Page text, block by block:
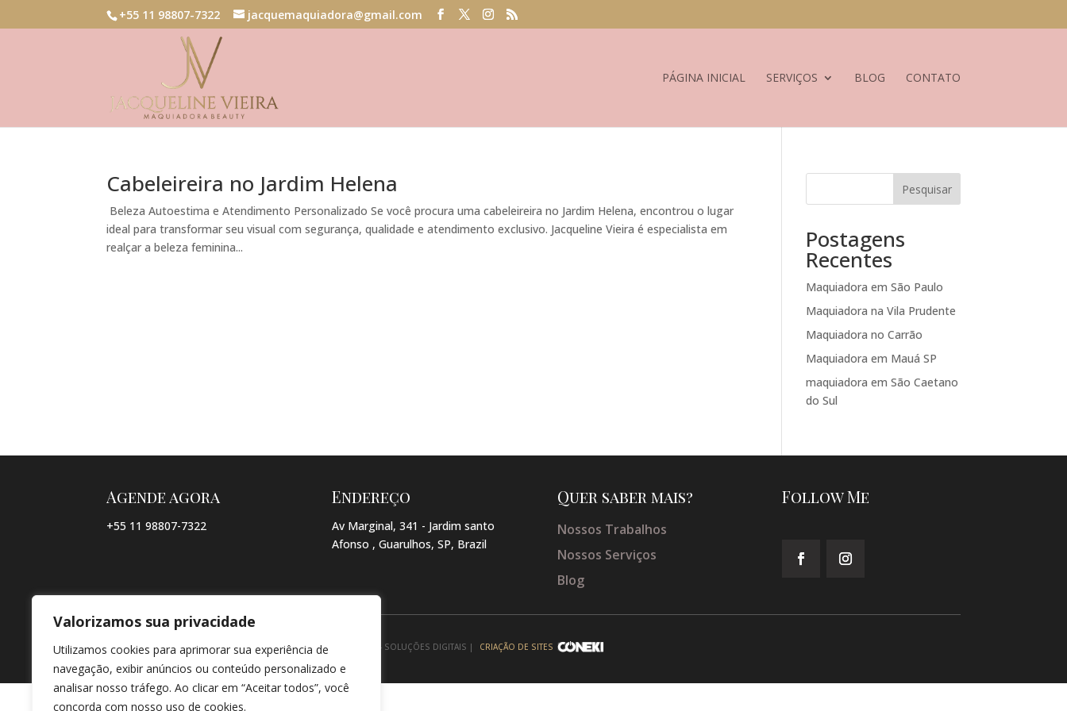
Valorizamos sua privacidade
Utilizamos cookies para aprimorar sua experiência de
navegação, exibir anúncios ou conteúdo personalizado e
analisar nosso tráfego. Ao clicar em “Aceitar todos”, você
concorda com nosso uso de cookies.
+55 11 98807-7322 jacquemaquiadora@gmail.com
PÁGINA INICIAL SERVIÇOS BLOG CONTATO
Cabeleireira no Jardim Helena
Beleza Autoestima e Atendimento Personalizado Se você procura uma cabeleireira no Jardim Helena, encontrou o lugar
ideal para transformar seu visual com segurança, qualidade e atendimento exclusivo. Jacqueline Vieira é especialista em
realçar a beleza feminina...
Pesquisar
Postagens
Recentes
Maquiadora em São Paulo
Maquiadora na Vila Prudente
Maquiadora no Carrão
Maquiadora em Mauá SP
maquiadora em São Caetano
do Sul
Agende agora
+55 11 98807-7322
Endereço
Av Marginal, 341 - Jardim santo
Afonso , Guarulhos, SP, Brazil
Quer saber mais?
Nossos Trabalhos
Nossos Serviços
Blog
Follow Me
© COPYRIGHT 2026 → JACQUELINE VIEIRA MAKEUP → POR: CONEKI - SOLUÇÕES DIGITAIS | CRIAÇÃO DE SITES